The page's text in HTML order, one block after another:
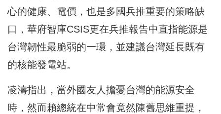
心的健康、電價，也是多國兵推重要的策略缺
口，華府智庫CSIS更在兵推報告中直指能源是
台灣韌性最脆弱的一環，並建議台灣延長既有
的核能發電站。
凌濤指出，當外國友人擔憂台灣的能源安全
時，然而賴總統在中常會竟然陳舊思維重提，